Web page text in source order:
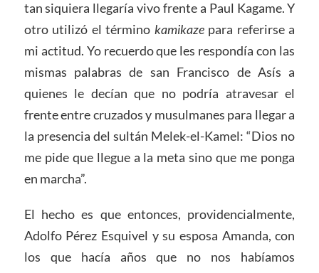
tan siquiera llegaría vivo frente a Paul Kagame. Y
otro utilizó el término kamikazepara referirse a
mi actitud. Yo recuerdo que les respondía con las
mismas palabras de san Francisco de Asís a
quienes le decían que no podría atravesar el
frente entre cruzados y musulmanes para llegar a
la presencia del sultán Melek-el-Kamel: “Dios no
me pide que llegue a la meta sino que me ponga
en marcha”.
El hecho es que entonces, providencialmente,
Adolfo Pérez Esquivel y su esposa Amanda, con
los que hacía años que no nos habíamos